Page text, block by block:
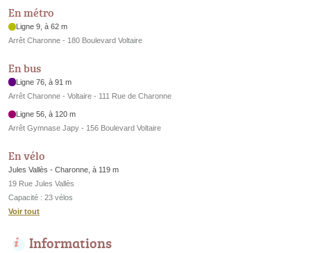
En métro
Ligne 9, à 62 m
Arrêt Charonne - 180 Boulevard Voltaire
En bus
Ligne 76, à 91 m
Arrêt Charonne - Voltaire - 111 Rue de Charonne
Ligne 56, à 120 m
Arrêt Gymnase Japy - 156 Boulevard Voltaire
En vélo
Jules Vallès - Charonne, à 119 m
19 Rue Jules Vallès
Capacité : 23 vélos
Voir tout
Informations